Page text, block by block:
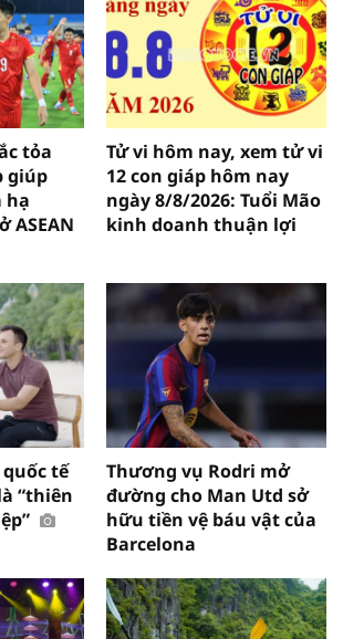
tỏa
giúp
hạ
ASEAN
Tử vi hôm nay, xem tử vi
12 con giáp hôm nay
ngày 8/8/2026: Tuổi Mão
kinh doanh thuận lợi
tế
“thiên
Thương vụ Rodri mở
đường cho Man Utd sở
hữu tiền vệ báu vật của
Barcelona